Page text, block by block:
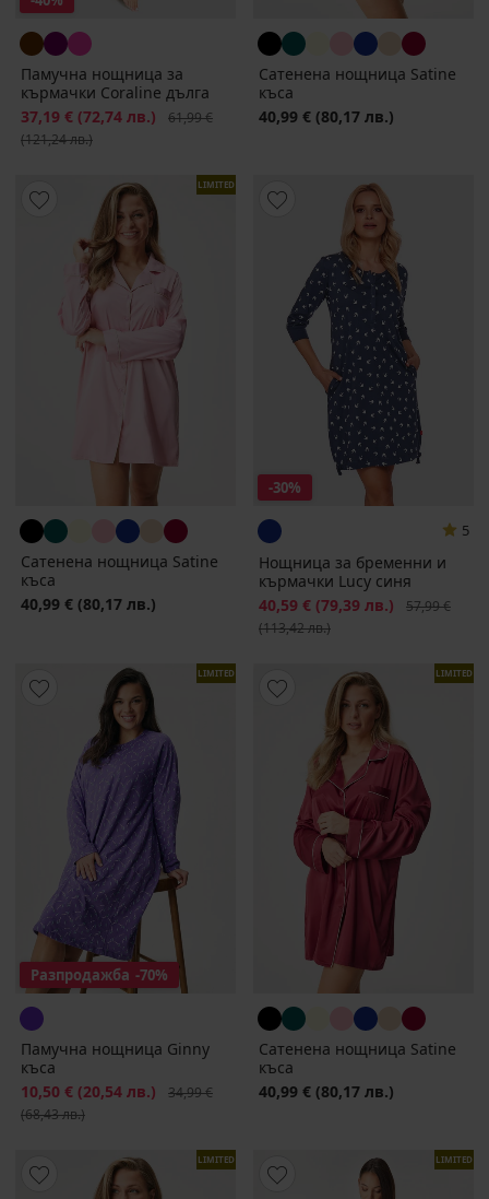
Памучна нощница за
кърмачки Coraline дълга
Намаление
37,19 € (72,74 лв.) Първоначална цена
61,99 €
(121,24 лв.)
Сатенена нощница Satinе
къса
40,99 € (80,17 лв.)
LIMITED
Сатенена нощница Satinе
къса
40,99 € (80,17 лв.)
-30%
5
Нощница за бременни и
кърмачки Lucy синя
Намаление
40,59 € (79,39 лв.)
57,99 €
(113,42 лв.)
LIMITED
Разпродажба -70%
Памучна нощница Ginny
къса
Намаление
10,50 € (20,54 лв.) Първоначална цена
34,99 €
(68,43 лв.)
LIMITED
Сатенена нощница Satinе
къса
40,99 € (80,17 лв.)
LIMITED LIMITED